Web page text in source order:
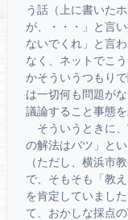
う話（上に書いた
が、・・・」と言
ないでくれ」と言
なく、ネットでこ
かそういうつもり
は一切何も問題が
議論すること事態
そういうときに、
の解法はバツ」と
（ただし、横浜市
で、そもそも「教
を肯定していまし
て、おかしな採点